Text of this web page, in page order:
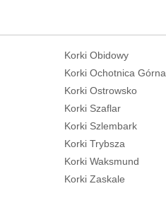
Korki Obidowy
Korki Ochotnica Górna
Korki Ostrowsko
Korki Szaflar
Korki Szlembark
Korki Trybsza
Korki Waksmund
Korki Zaskale